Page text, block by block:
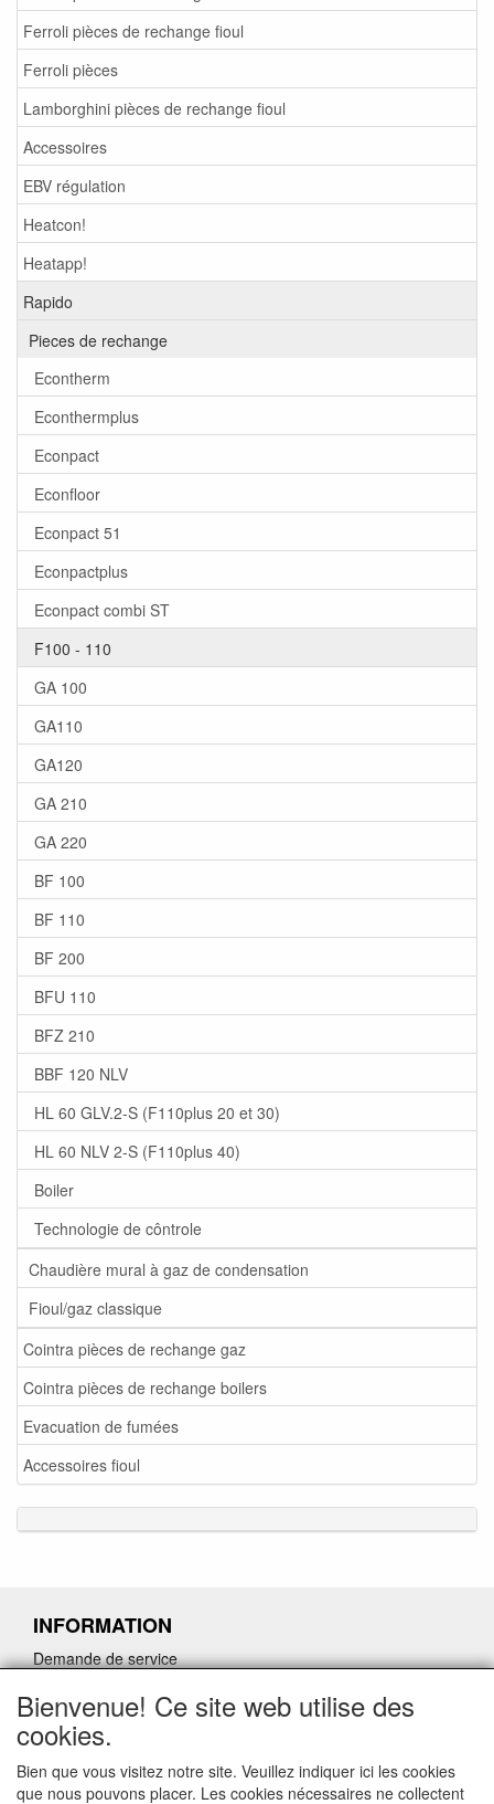
Ferroli pièces de rechange fioul
Ferroli pièces
Lamborghini pièces de rechange fioul
Accessoires
EBV régulation
Heatcon!
Heatapp!
Rapido
Pieces de rechange
Econtherm
Econthermplus
Econpact
Econfloor
Econpact 51
Econpactplus
Econpact combi ST
F100 - 110
GA 100
GA110
GA120
GA 210
GA 220
BF 100
BF 110
BF 200
BFU 110
BFZ 210
BBF 120 NLV
HL 60 GLV.2-S (F110plus 20 et 30)
HL 60 NLV 2-S (F110plus 40)
Boiler
Technologie de côntrole
Chaudière mural à gaz de condensation
Fioul/gaz classique
Cointra pièces de rechange gaz
Cointra pièces de rechange boilers
Evacuation de fumées
Accessoires fioul
INFORMATION
Demande de service
Demander un lien d'annulation
Bienvenue! Ce site web utilise des
cookies.
Bien que vous visitez notre site. Veuillez indiquer ici les cookies
que nous pouvons placer. Les cookies nécessaires ne collectent